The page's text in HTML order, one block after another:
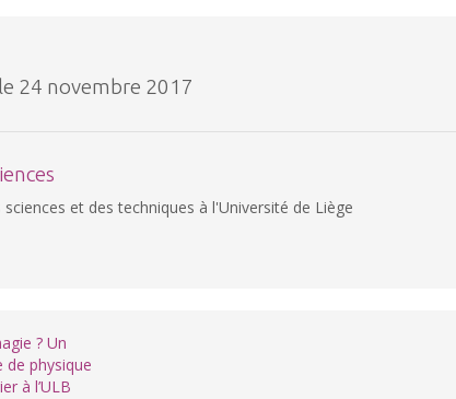
24 novembre 2017
et des techniques à l'Université de Liège
? Un
de physique
à l’ULB